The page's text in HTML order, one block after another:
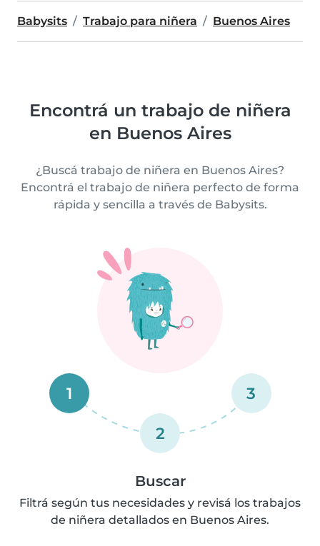
Babysits Trabajo para niñera Buenos Aires
Encontrá un trabajo de niñera
en Buenos Aires
¿Buscá trabajo de niñera en Buenos Aires?
Encontrá el trabajo de niñera perfecto de forma
rápida y sencilla a través de Babysits.
1
2
3
Buscar
Filtrá según tus necesidades y revisá los trabajos
de niñera detallados en Buenos Aires.